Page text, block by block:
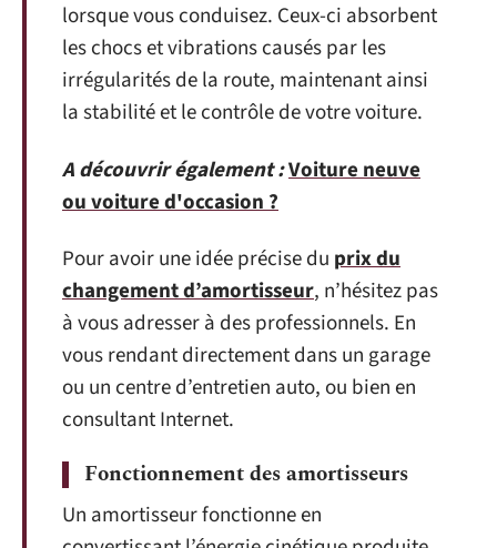
lorsque vous conduisez. Ceux-ci absorbent
les chocs et vibrations causés par les
irrégularités de la route, maintenant ainsi
la stabilité et le contrôle de votre voiture.
A découvrir également :Voiture neuve
ou voiture d'occasion ?
Pour avoir une idée précise du prix du
changement d’amortisseur, n’hésitez pas
à vous adresser à des professionnels. En
vous rendant directement dans un garage
ou un centre d’entretien auto, ou bien en
consultant Internet.
Fonctionnement des amortisseurs
Un amortisseur fonctionne en